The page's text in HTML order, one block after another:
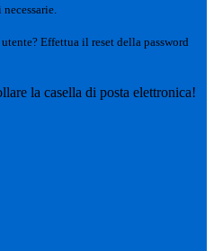
Effettua il reset della password
la casella di posta elettronica!